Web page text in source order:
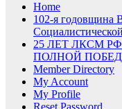
Home
102-я годовщина
25 ЛЕТ ЛКСМ
ПОЛНОЙ
Member Directory
My Account
My Profile
Reset Password